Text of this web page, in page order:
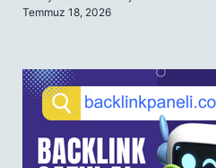
Temmuz 18, 2026